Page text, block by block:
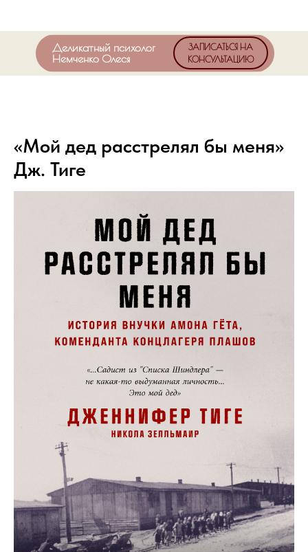
Деликатный психолог
Немченко Олеся
ЗАПИСАТЬСЯ НА
КОНСУЛЬТАЦИЮ
«Мой дед расстрелял бы меня»
Дж. Тиге